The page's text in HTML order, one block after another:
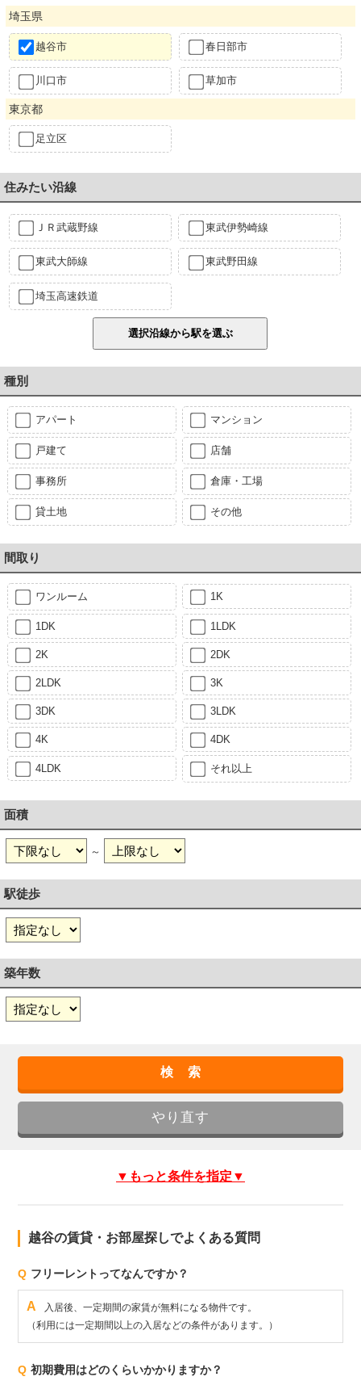
埼玉県
越谷市 春日部市
川口市 草加市
東京都
足立区
住みたい沿線
ＪＲ武蔵野線 東武伊勢崎線
東武大師線 東武野田線
埼玉高速鉄道
種別
アパート マンション
戸建て 店舗
事務所 倉庫・工場
貸土地 その他
間取り
ワンルーム 1K
1DK 1LDK
2K 2DK
2LDK 3K
3DK 3LDK
4K 4DK
4LDK それ以上
面積
～
駅徒歩
築年数
▼もっと条件を指定▼
越谷の賃貸・お部屋探しでよくある質問
Q フリーレントってなんですか？
A
入居後、一定期間の家賃が無料になる物件です。
（利用には一定期間以上の入居などの条件があります。）
Q 初期費用はどのくらいかかりますか？